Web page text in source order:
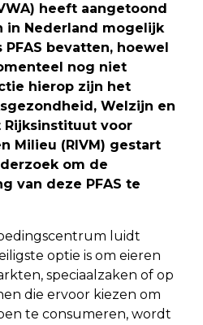
heeft aangetoond
in Nederland mogelijk
bevatten, hoewel
nog niet
hierop zijn het
Welzijn en
Rijksinstituut voor
Milieu (RIVM) gestart
om de
van deze PFAS te
luidt
optie is om eieren
speciaalzaken of op
die ervoor kiezen om
te consumeren, wordt